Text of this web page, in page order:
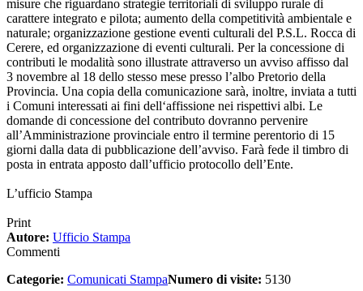
misure che riguardano strategie territoriali di sviluppo rurale di
carattere integrato e pilota; aumento della competitività ambientale e
naturale; organizzazione gestione eventi culturali del P.S.L. Rocca di
Cerere, ed organizzazione di eventi culturali. Per la concessione di
contributi le modalità sono illustrate attraverso un avviso affisso dal
3 novembre al 18 dello stesso mese presso l’albo Pretorio della
Provincia. Una copia della comunicazione sarà, inoltre, inviata a tutti
i Comuni interessati ai fini dell‘affissione nei rispettivi albi. Le
domande di concessione del contributo dovranno pervenire
all’Amministrazione provinciale entro il termine perentorio di 15
giorni dalla data di pubblicazione dell’avviso. Farà fede il timbro di
posta in entrata apposto dall’ufficio protocollo dell’Ente.
L’ufficio Stampa
Print
Autore: Ufficio Stampa
Commenti
Categorie: Comunicati StampaNumero di visite: 5130